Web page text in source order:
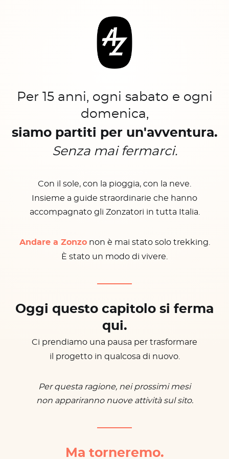
Per 15 anni, ogni sabato e ogni
domenica,
siamo partiti per un'avventura.
Senza mai fermarci.
Con il sole, con la pioggia, con la neve.
Insieme a guide straordinarie che hanno
accompagnato gli Zonzatori in tutta Italia.
Andare a Zonzonon è mai stato solo trekking.
È stato un modo di vivere.
Oggi questo capitolo si ferma
qui.
Ci prendiamo una pausa per trasformare
il progetto in qualcosa di nuovo.
Per questa ragione, nei prossimi mesi
non appariranno nuove attività sul sito.
Ma torneremo.